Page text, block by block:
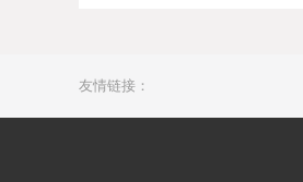
友情链接：